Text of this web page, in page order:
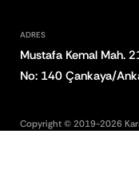
ADRES
Mustafa Kemal Mah.
No: 140 Çankaya/
Copyright © 2019-2026